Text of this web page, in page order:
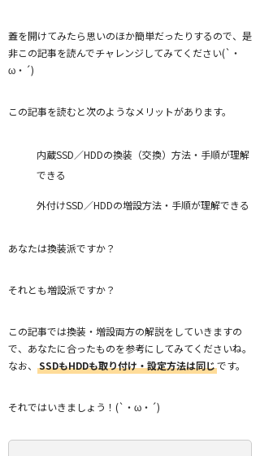
蓋を開けてみたら思いのほか簡単だったりするので、是
非この記事を読んでチャレンジしてみてください(`・
ω・´)
この記事を読むと次のようなメリットがあります。
内蔵SSD／HDDの換装（交換）方法・手順が理解
できる
外付けSSD／HDDの増設方法・手順が理解できる
あなたは換装派ですか？
それとも増設派ですか？
この記事では換装・増設両方の解説をしていきますの
で、あなたに合ったものを参考にしてみてくださいね。
なお、
SSDもHDDも取り付け・設定方法は同じです。
それではいきましょう！(`・ω・´)